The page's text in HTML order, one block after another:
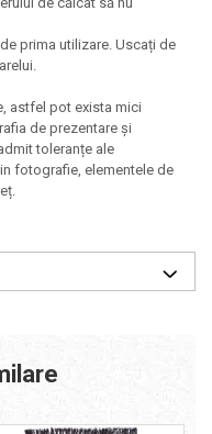
prima utilizare. Uscați de
astfel pot exista mici
de prezentare și
toleranțe ale
fotografie, elementele de